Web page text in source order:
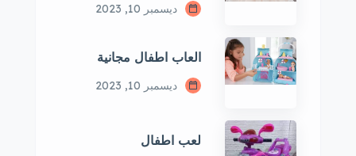
ديسمبر 10, 2023
العاب اطفال مجانية
ديسمبر 10, 2023
لعب اطفال